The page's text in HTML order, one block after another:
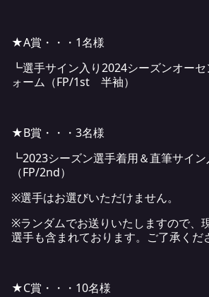
★A賞・・・1名様
┗選手サイン入り2024シーズンオー
ォーム（FP/1st 半袖）
★B賞・・・3名様
┗2023シーズン選手着用＆直筆サイ
（FP/2nd）
※選手はお選びいただけません。
※ランダムでお送りいたしますので、
選手も含まれております。ご了承くだ
★C賞・・・10名様